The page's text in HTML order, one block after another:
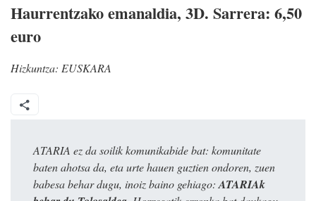
Haurrentzako emanaldia, 3D. Sarrera: 6,50
euro
Hizkuntza: EUSKARA
ATARIA ez da soilik komunikabide bat: komunitate
baten ahotsa da, eta urte hauen guztien ondoren, zuen
babesa behar dugu, inoiz baino gehiago:ATARIAk